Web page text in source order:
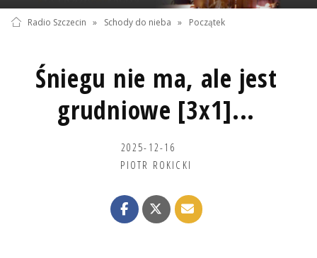
Radio Szczecin » Schody do nieba » Początek
Śniegu nie ma, ale jest
grudniowe [3x1]...
2025-12-16
PIOTR ROKICKI